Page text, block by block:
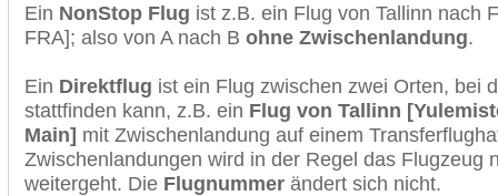
Ein NonStop Flug ist z.B. ein Flug von Tallinn nach
FRA]; also von A nach B ohne Zwischenlandung.
Ein Direktflug ist ein Flug zwischen zwei Orten, bei
stattfinden kann, z.B. ein Flug von Tallinn
Main] mit Zwischenlandung auf einem
Zwischenlandungen wird in der Regel das Flugzeug
weitergeht. Die Flugnummer ändert sich nicht.